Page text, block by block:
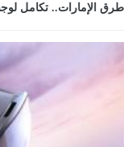
طرق الإمارات.. تكامل